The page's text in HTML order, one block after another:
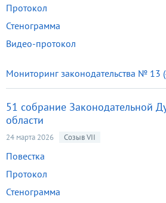
Протокол
Стенограмма
Видео-протокол
Мониторинг законодательства № 13
51 собрание Законодательной
области
24 марта 2026 Созыв VII
Повестка
Протокол
Стенограмма